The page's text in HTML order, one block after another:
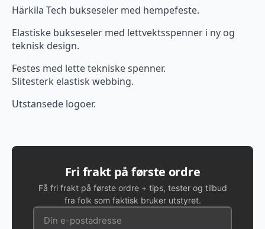
Härkila Tech bukseseler med hempefeste.
Elastiske bukseseler med lettvektsspenner i ny og
teknisk design.
Festes med lette tekniske spenner.
Slitesterk elastisk webbing.
Utstansede logoer.
Fri frakt på første ordre
Få fri frakt på første ordre + tips, tester og tilbud
fra folk som faktisk bruker utstyret.